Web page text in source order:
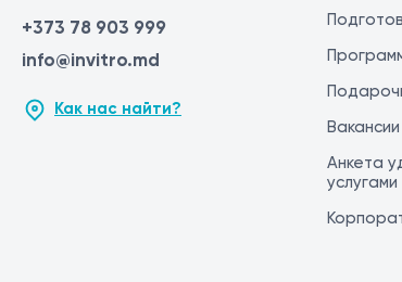
+373 78 903 999
info@invitro.md
Как нас найти?
Вакансии
Анкета
услугами